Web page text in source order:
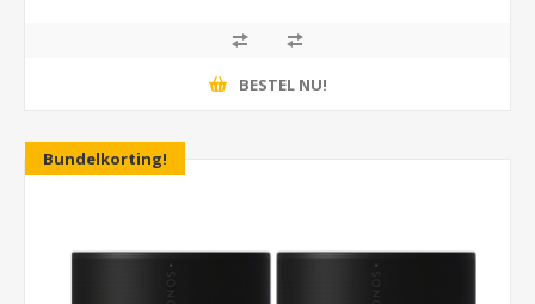
BESTEL NU!
Bundelkorting!